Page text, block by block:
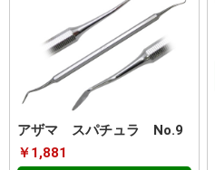
アザマ スパチュラ No.9
￥1,881